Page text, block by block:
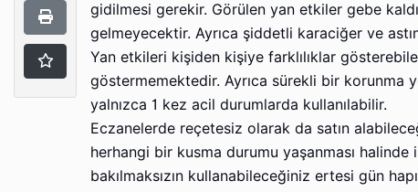
gidilmesi gerekir. Görülen yan etkiler gebe
gelmeyecektir. Ayrıca şiddetli karaciğer ve
Yan etkileri kişiden kişiye farklılıklar
göstermemektedir. Ayrıca sürekli bir korunma
yalnızca 1 kez acil durumlarda kullanılabilir.
Eczanelerde reçetesiz olarak da satın
herhangi bir kusma durumu yaşanması halinde
bakılmaksızın kullanabileceğiniz ertesi gün